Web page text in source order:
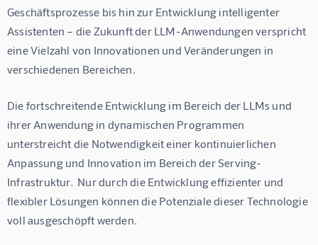
Geschäftsprozesse bis hin zur Entwicklung intelligenter
Assistenten – die Zukunft der LLM-Anwendungen verspricht
eine Vielzahl von Innovationen und Veränderungen in
verschiedenen Bereichen.
Die fortschreitende Entwicklung im Bereich der LLMs und
ihrer Anwendung in dynamischen Programmen
unterstreicht die Notwendigkeit einer kontinuierlichen
Anpassung und Innovation im Bereich der Serving-
Infrastruktur.  Nur durch die Entwicklung effizienter und
flexibler Lösungen können die Potenziale dieser Technologie
voll ausgeschöpft werden.